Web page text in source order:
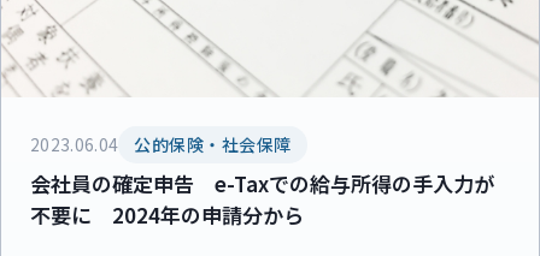
2023.06.04 公的保険・社会保障
会社員の確定申告 e-Taxでの給与所得の手入力が
不要に 2024年の申請分から